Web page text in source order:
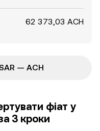
62 373,03 ACH
— ACH
фіат у
3 кроки